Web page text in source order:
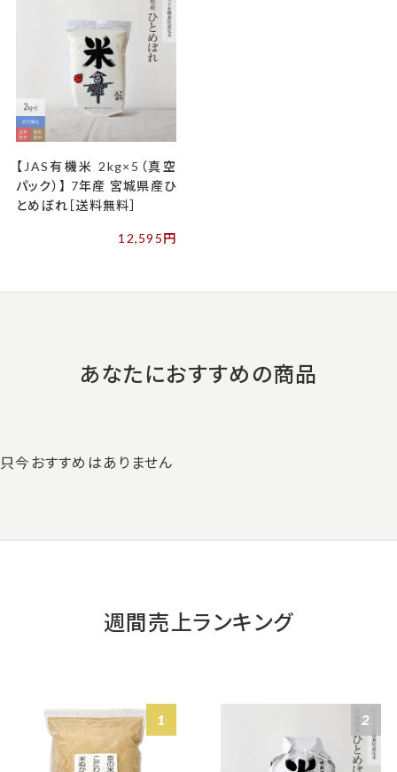
【JAS有機米 2kg×5（真空
パック）】 7年産 宮城県産ひ
とめぼれ［送料無料］
12,595円
あなたにおすすめの商品
只今おすすめはありません
週間売上ランキング
1 2